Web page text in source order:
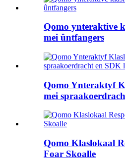
Qomo ynteraktive
mei ûntfangers
Qomo Ynteraktyf
mei
Qomo Klaslokaal
Foar Skoalle